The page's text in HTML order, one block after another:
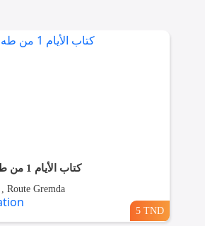
كتاب الأيام 1 من طه حسين
Route Gremda
5 TND